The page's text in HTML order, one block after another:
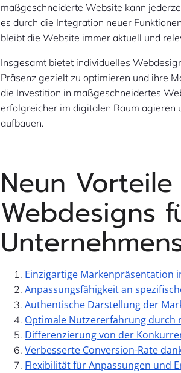
maßgeschneiderte Website kann
es durch die Integration neuer
bleibt die Website immer aktuell und
Insgesamt bietet individuelles
Präsenz gezielt zu optimieren und ihre
die Investition in maßgeschneidertes
erfolgreicher im digitalen Raum agieren
aufbauen.
Neun
Webdesigns
Einzigartige Markenpräsentation
Anpassungsfähigkeit an
Authentische Darstellung der
Optimale Nutzererfahrung durch
Differenzierung von der
Verbesserte Conversion-Rate
Flexibilität für Anpassungen und